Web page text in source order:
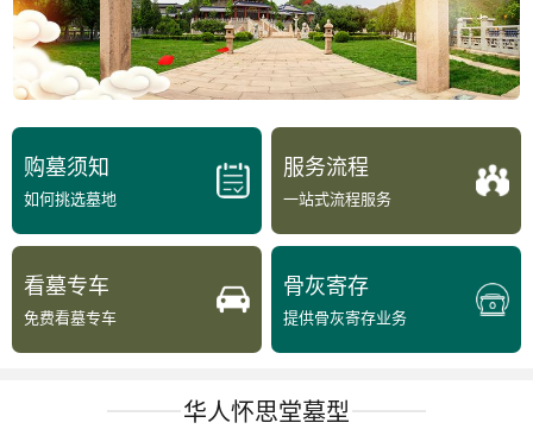
购墓须知
如何挑选墓地
服务流程
一站式流程服务
看墓专车
免费看墓专车
骨灰寄存
提供骨灰寄存业务
华人怀思堂墓型